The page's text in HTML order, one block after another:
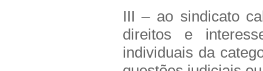
III – ao sindicato
direitos e
individuais da